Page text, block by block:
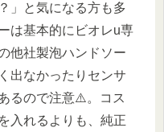
」と気になる方も多
は基本的にビオレu専
他社製泡ハンドソー
出なかったりセンサ
るので注意⚠️。コス
入れるよりも、純正